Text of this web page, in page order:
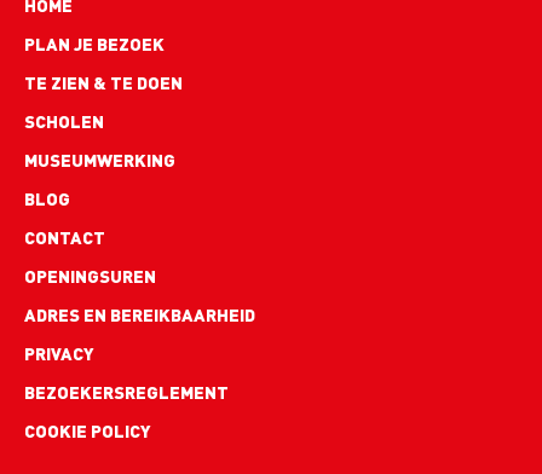
Hoofdnavigatie
HOME
PLAN JE BEZOEK
TE ZIEN & TE DOEN
SCHOLEN
MUSEUMWERKING
BLOG
Footer
links
CONTACT
OPENINGSUREN
ADRES EN BEREIKBAARHEID
PRIVACY
BEZOEKERSREGLEMENT
COOKIE POLICY